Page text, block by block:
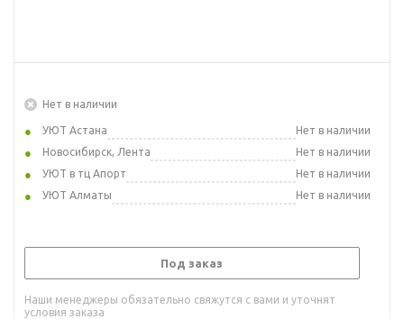
Нет в наличии
УЮТ Астана
Нет в наличии
Новосибирск, Лента
Нет в наличии
УЮТ в тц Апорт
Нет в наличии
УЮТ Алматы
Нет в наличии
Под заказ
Наши менеджеры обязательно свяжутся с вами и уточнят
условия заказа